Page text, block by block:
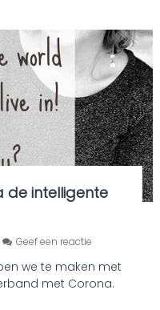
de intelligente
Geef een reactieo
H
o
we te maken met
met Corona.